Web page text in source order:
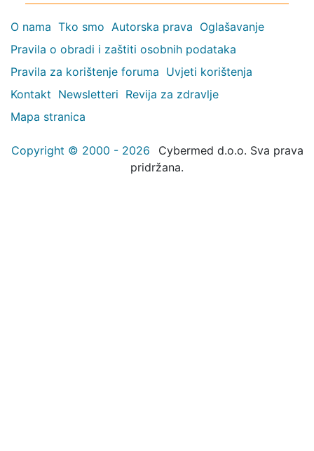
O nama Tko smo Autorska prava Oglašavanje
Pravila o obradi i zaštiti osobnih podataka
Pravila za korištenje foruma Uvjeti korištenja
Kontakt Newsletteri Revija za zdravlje
Mapa stranica
Copyright © 2000 - 2026
Cybermed d.o.o. Sva prava
pridržana.